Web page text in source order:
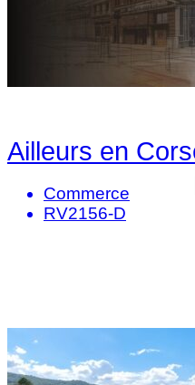
Ailleurs en
Commerce
RV2156-D